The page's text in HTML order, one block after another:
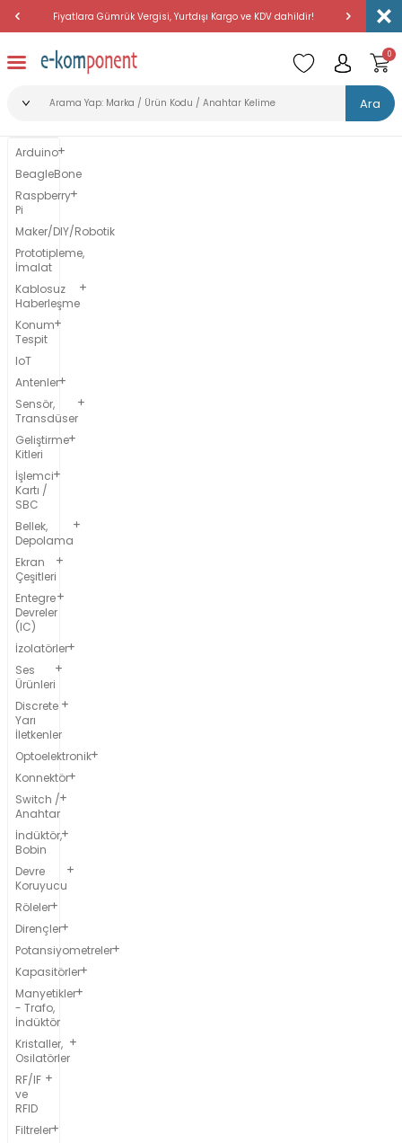
Fiyatlara Gümrük Vergisi, Yurtdışı Kargo ve KDV dahildir!
Ara
0
Arduino
BeagleBone
Raspberry
Pi
Maker/DIY/Robotik
Prototipleme,
İmalat
Kablosuz
Haberleşme
Konum
Tespit
IoT
Antenler
Sensör,
Transdüser
Geliştirme
Kitleri
İşlemci
Kartı /
SBC
Bellek,
Depolama
Ekran
Çeşitleri
Entegre
Devreler
(IC)
İzolatörler
Ses
Ürünleri
Discrete
Yarı
İletkenler
Optoelektronik
Konnektör
Switch /
Anahtar
İndüktör,
Bobin
Devre
Koruyucu
Röleler
Dirençler
Potansiyometreler
Kapasitörler
Manyetikler
- Trafo,
İndüktör
Kristaller,
Osilatörler
RF/IF
ve
RFID
Filtreler